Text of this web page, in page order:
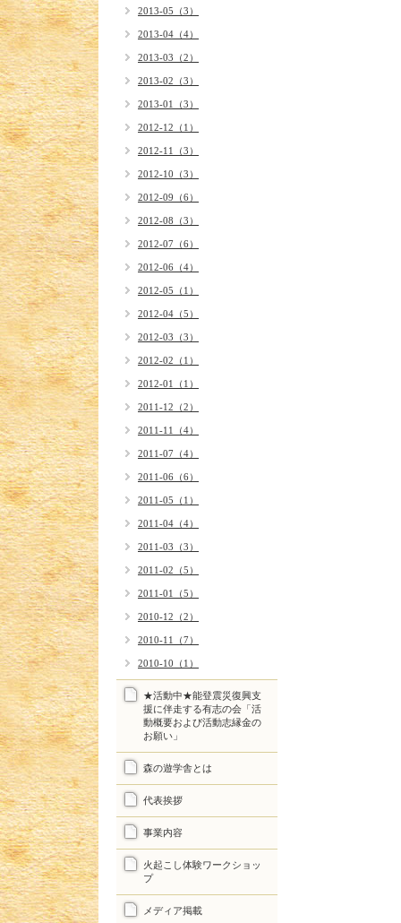
2013-05（3）
2013-04（4）
2013-03（2）
2013-02（3）
2013-01（3）
2012-12（1）
2012-11（3）
2012-10（3）
2012-09（6）
2012-08（3）
2012-07（6）
2012-06（4）
2012-05（1）
2012-04（5）
2012-03（3）
2012-02（1）
2012-01（1）
2011-12（2）
2011-11（4）
2011-07（4）
2011-06（6）
2011-05（1）
2011-04（4）
2011-03（3）
2011-02（5）
2011-01（5）
2010-12（2）
2010-11（7）
2010-10（1）
★活動中★能登震災復興支
援に伴走する有志の会「活
動概要および活動志縁金の
お願い」
森の遊学舎とは
代表挨拶
事業内容
火起こし体験ワークショッ
プ
メディア掲載